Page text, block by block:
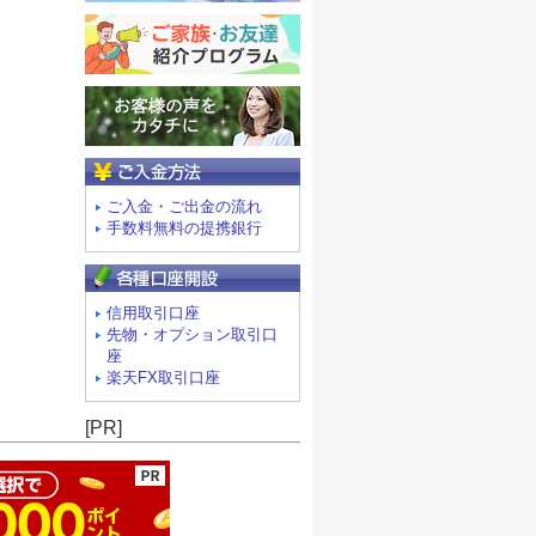
ご入金・ご出金の流れ
手数料無料の提携銀行
信用取引口座
先物・オプション取引口
座
楽天FX取引口座
[PR]